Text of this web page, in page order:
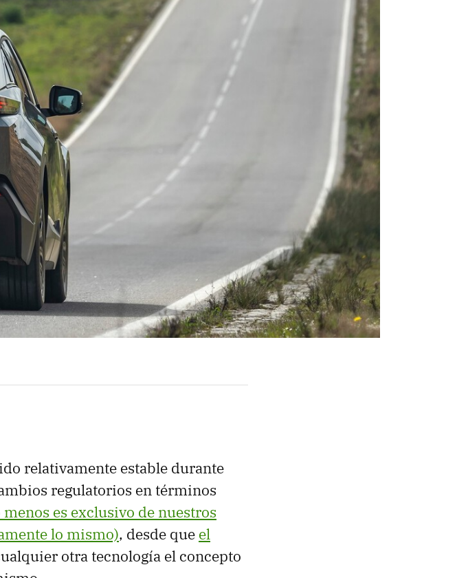
relativamente estable durante
regulatorios en términos
es exclusivo de nuestros
lo mismo), desde que el
otra tecnología el concepto